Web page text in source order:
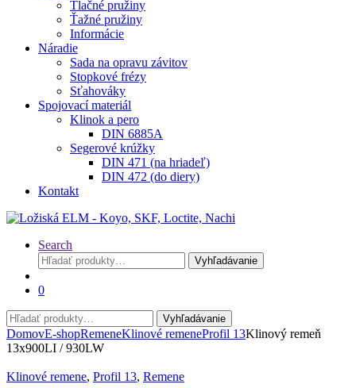
Tlačné pružiny
Ťažné pružiny
Informácie
Náradie
Sada na opravu závitov
Stopkové frézy
Sťahováky
Spojovací materiál
Klinok a pero
DIN 6885A
Segerové krúžky
DIN 471 (na hriadeľ)
DIN 472 (do diery)
Kontakt
Search
Hľadať:
Vyhľadávanie
0
Hľadať:
Vyhľadávanie
DomovE-shopRemeneKlinové remeneProfil 13Klinový remeň
13x900LI / 930LW
Klinové remene, Profil 13, Remene